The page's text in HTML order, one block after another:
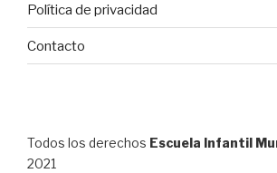
Política de privacidad
Contacto
Todos los derechos Escuela Infantil
2021